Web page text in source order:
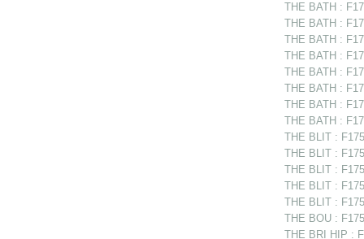
THE BATH :
THE BATH :
THE BATH :
THE BATH :
THE BATH :
THE BATH :
THE BATH :
THE BATH :
THE BLIT :
THE BLIT :
THE BLIT :
THE BLIT :
THE BLIT :
THE BOU :
THE BRI HIP :